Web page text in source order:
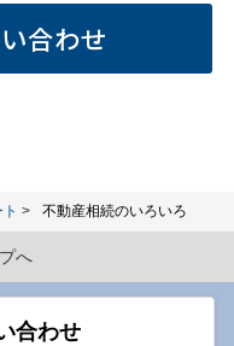
合わせ
不動産相続のいろいろ
へ
合わせ